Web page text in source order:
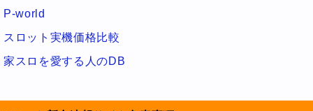
P-world
スロット実機価格比較
家スロを愛する人のDB